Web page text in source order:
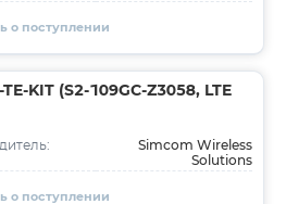
о поступлении
KIT (S2-109GC-Z3058, LTE
Simcom Wireless
Solutions
о поступлении